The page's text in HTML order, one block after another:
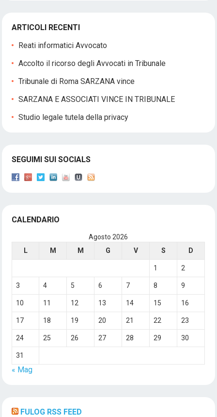
ARTICOLI RECENTI
Reati informatici Avvocato
Accolto il ricorso degli Avvocati in Tribunale
Tribunale di Roma SARZANA vince
SARZANA E ASSOCIATI VINCE IN TRIBUNALE
Studio legale tutela della privacy
SEGUIMI SUI SOCIALS
CALENDARIO
Agosto 2026
L
M M G V S D
1 2
3 4 5 6 7 8 9
10 11 12 13 14 15 16
17 18 19 20 21 22 23
24 25 26 27 28 29 30
31
« Mag
FULOG RSS FEED